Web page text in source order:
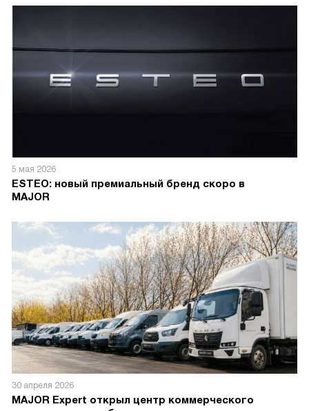
5 мая 2026
ESTEO: новый премиальный бренд скоро в
MAJOR
30 апреля 2026
MAJOR Expert открыл центр коммерческого